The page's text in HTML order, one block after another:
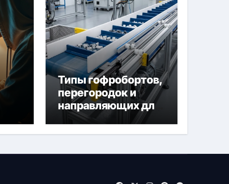
Типы гофробортов,
перегородок и
направляющих для
конвейерных лент